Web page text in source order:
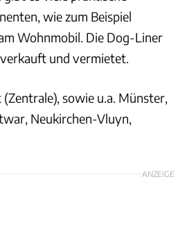
wie zum Beispiel
Wohnmobil. Die Dog-Liner
und vermietet.
sowie u.a. Münster,
Neukirchen-Vluyn,
ANZEIGE